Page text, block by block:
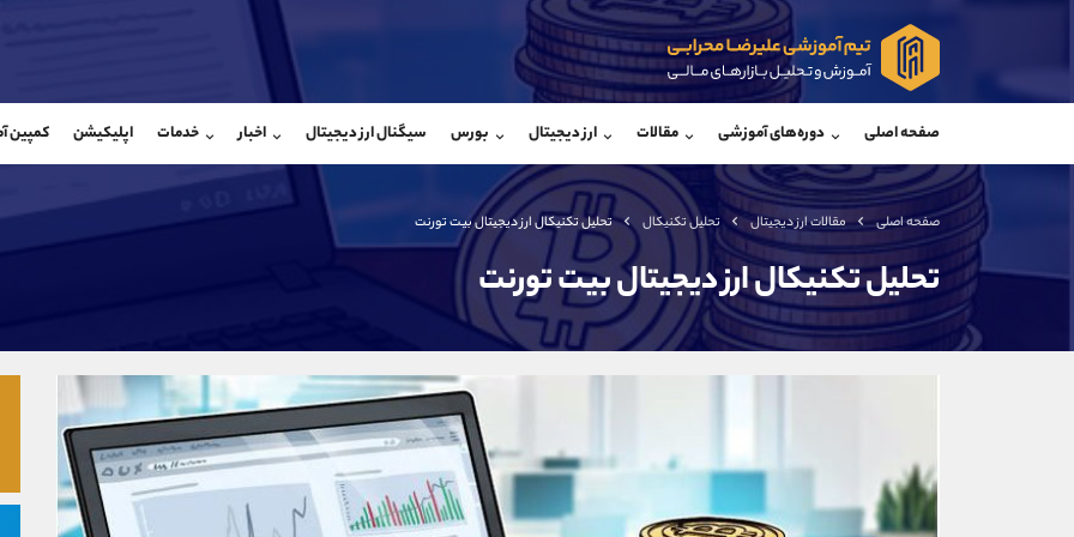
صفحه اصلی دوره‌های آموزشی مقالات ارز دیجیتال بورس سیگنال ارز دیجیتال اخبار خدمات اپلیکیشن کمپین
صفحه اصلی مقالات ارز دیجیتال تحلیل تکنیکال تحلیل تکنیکال ارز دیجیتال بیت تورنت
تحلیل تکنیکال ارز دیجیتال بیت تورنت
واتساپ شروع گفتگو
تلگرام @Armteam_admin_103
داخلی 103
واتساپ شروع گفتگو
تلگرام @Armteam_admin_33
داخلی 118
واتساپ
تلگرام
اطلاعات تماس (دفتر فروش)
کانال تلگرام
کانال بله